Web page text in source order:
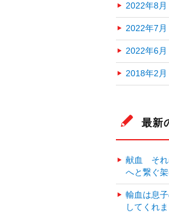
2022年8月
2022年7月
2022年6月
2018年2月
最新
献血 それ
へと繋ぐ
輸血は息
してくれま